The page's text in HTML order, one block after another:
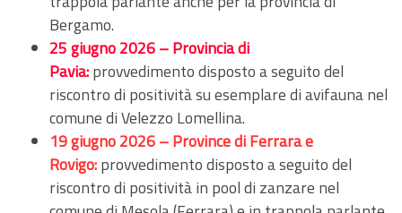
Bergamo.
25 giugno 2026 – Provincia di
Pavia:provvedimento disposto a seguito del
riscontro di positività su esemplare di avifauna nel
comune di Velezzo Lomellina.
19 giugno 2026 – Province di Ferrara e
Rovigo:provvedimento disposto a seguito del
riscontro di positività in pool di zanzare nel